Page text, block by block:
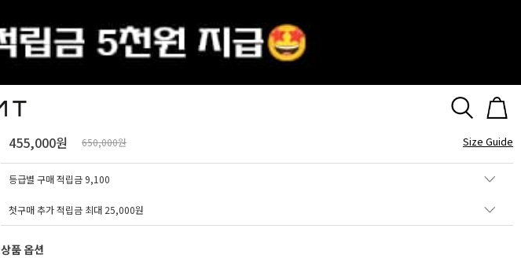
14K 18K 킨트 로즈버드 데일리 목걸이
455,000원 650,000원 Size Guide
등급별 구매 적립금 9,100
첫구매 추가 적립금 최대 25,000원
상품 옵션